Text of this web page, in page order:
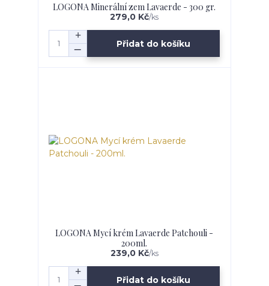
LOGONA Minerální zem Lavaerde - 300 gr.
279,0 Kč/ks
Přidat do košíku
LOGONA Mycí krém Lavaerde Patchouli -
200ml.
239,0 Kč/ks
Přidat do košíku